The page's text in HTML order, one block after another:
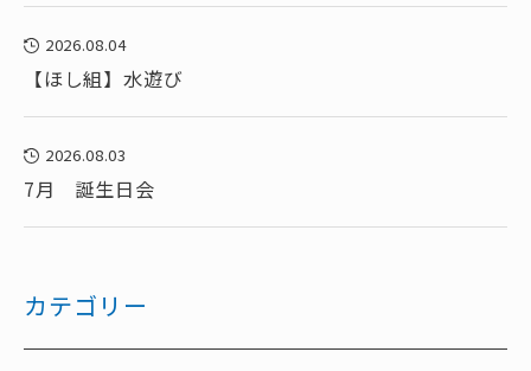
2026.08.04
【ほし組】水遊び
2026.08.03
7月 誕生日会
カテゴリー